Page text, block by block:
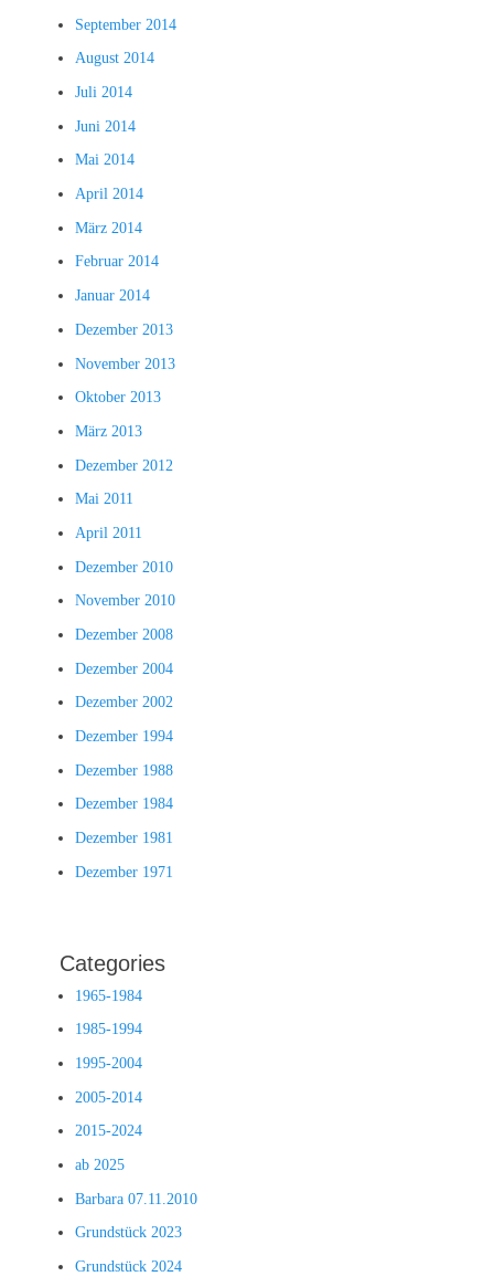
September 2014
August 2014
Juli 2014
Juni 2014
Mai 2014
April 2014
März 2014
Februar 2014
Januar 2014
Dezember 2013
November 2013
Oktober 2013
März 2013
Dezember 2012
Mai 2011
April 2011
Dezember 2010
November 2010
Dezember 2008
Dezember 2004
Dezember 2002
Dezember 1994
Dezember 1988
Dezember 1984
Dezember 1981
Dezember 1971
Categories
1965-1984
1985-1994
1995-2004
2005-2014
2015-2024
ab 2025
Barbara 07.11.2010
Grundstück 2023
Grundstück 2024